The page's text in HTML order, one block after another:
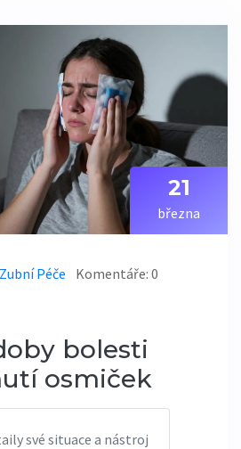
21
března
Péče Komentáře: 0
bolesti
osmiček
své situace a nástroj